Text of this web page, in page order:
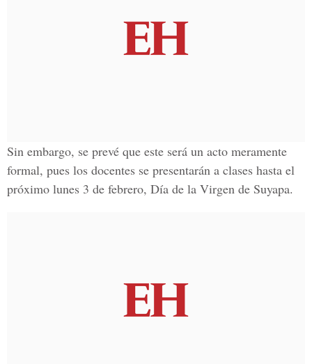
Sin embargo, se prevé que este será un acto meramente
formal, pues los docentes se presentarán a clases hasta el
próximo lunes 3 de febrero, Día de la Virgen de Suyapa.